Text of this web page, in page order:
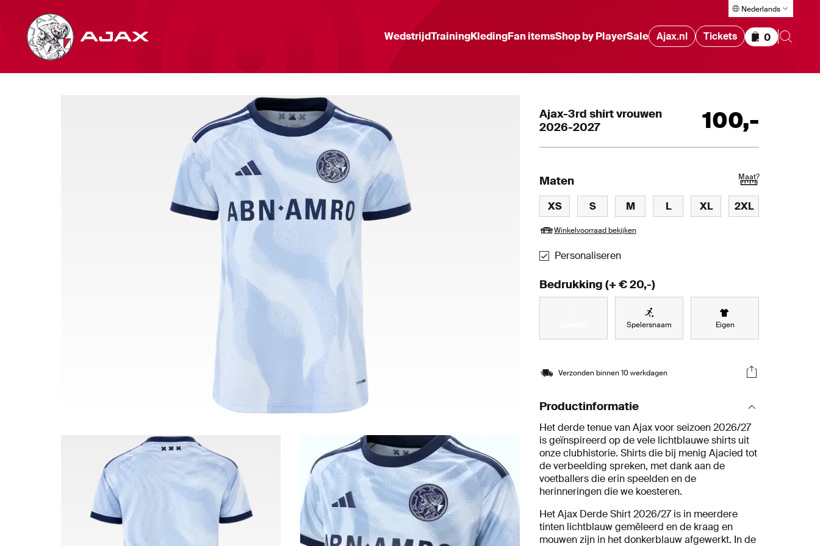
WedstrijdTrainingKledingFan itemsShop by PlayerSale Ajax.nl Tickets Items in
0
Nederlands
Ajax-3rd shirt vrouwen
2026-2027
100,-
Maten Maat?
XS S M L XL 2XL
Winkelvoorraad bekijken
Personaliseren
Bedrukking (+ €20,-)
Spelersnaam Eigen
Verzonden binnen 10 werkdagen
Productinformatie
Het derde tenue van Ajax voor seizoen 2026/27
is geïnspireerd op de vele lichtblauwe shirts uit
onze clubhistorie. Shirts die bij menig Ajacied tot
de verbeelding spreken, met dank aan de
voetballers die erin speelden en de
herinneringen die we koesteren.
Het Ajax Derde Shirt 2026/27 is in meerdere
tinten lichtblauw gemêleerd en de kraag en
mouwen zijn in het donkerblauw afgewerkt. In de